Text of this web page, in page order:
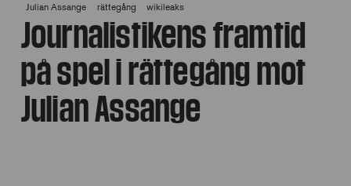
Julian Assange rättegång wikileaks
Journalistikens framtid
på spel i rättegång mot
Julian Assange